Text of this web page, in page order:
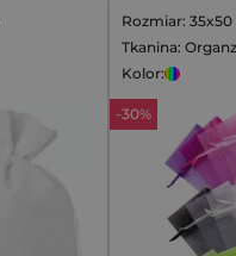
Rozmiar:
Tkanina:
Kolor:
-30%